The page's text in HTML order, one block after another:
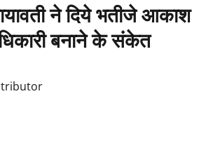
ने दिये भतीजे आकाश
बनाने के संकेत